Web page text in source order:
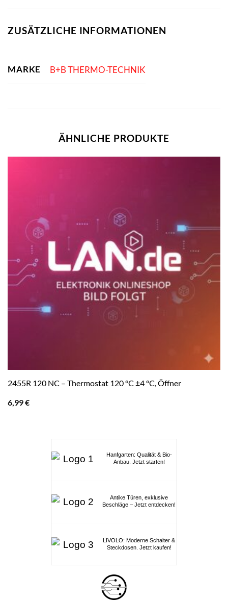
ZUSÄTZLICHE INFORMATIONEN
MARKE B+B THERMO-TECHNIK
ÄHNLICHE PRODUKTE
2455R 120 NC – Thermostat 120 °C ±4 °C, Öffner
6,99€
Hanfgarten: Qualität & Bio-
Anbau. Jetzt starten!
Antike Türen, exklusive
Beschläge – Jetzt entdecken!
LIVOLO: Moderne Schalter &
Steckdosen. Jetzt kaufen!